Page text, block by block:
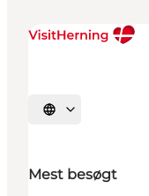
Vælg sprog
Mest besøgt